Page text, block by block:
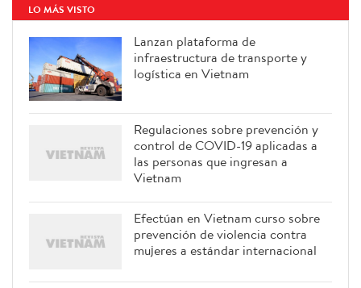
LO MÁS VISTO
Lanzan plataforma de
infraestructura de transporte y
logística en Vietnam
Regulaciones sobre prevención y
control de COVID-19 aplicadas a
las personas que ingresan a
Vietnam
Efectúan en Vietnam curso sobre
prevención de violencia contra
mujeres a estándar internacional